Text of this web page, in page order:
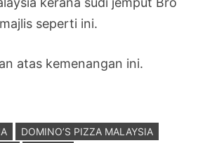
seperti ini.
atas kemenangan ini.
DOMINO’S PIZZA MALAYSIA